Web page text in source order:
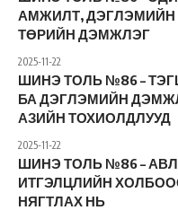
АМЖИЛТ, ДЭГЛЭМИЙН
ТӨРИЙН ДЭМЖЛЭГ
2025-11-22
ШИНЭ ТОЛЬ №86 –
БА ДЭГЛЭМИЙН
АЗИЙН ТОХИОЛДЛУУД
2025-11-22
ШИНЭ ТОЛЬ №86 –
ИТГЭЛЦЛИЙН
НЯГТЛАХ НЬ